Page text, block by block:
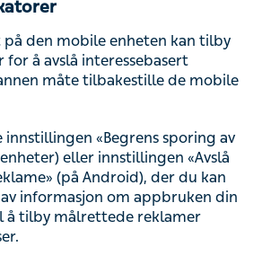
på den mobile enheten kan tilby
å avslå interessebasert
måte tilbakestille de mobile
innstillingen «Begrens sporing av
eller innstillingen «Avslå
(på Android), der du kan
informasjon om appbruken din
å tilby målrettede reklamer